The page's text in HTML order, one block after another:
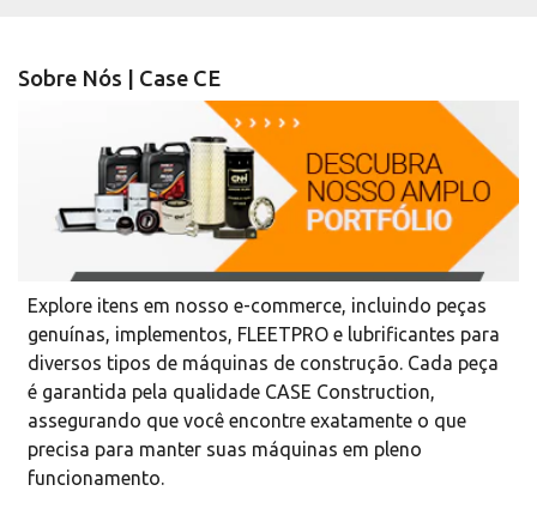
Sobre Nós | Case CE
Explore itens em nosso e-commerce, incluindo peças
genuínas, implementos, FLEETPRO e lubrificantes para
diversos tipos de máquinas de construção. Cada peça
é garantida pela qualidade CASE Construction,
assegurando que você encontre exatamente o que
precisa para manter suas máquinas em pleno
funcionamento.